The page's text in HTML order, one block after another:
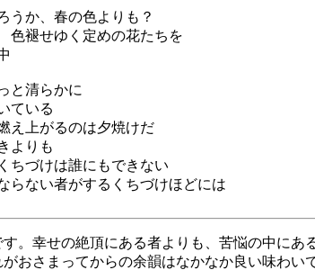
うか、春の色よりも？
褪せゆく定めの花たちを
と清らかに
ている
え上がるのは夕焼けだ
よりも
ちづけは誰にもできない
らない者がするくちづけほどには
。幸せの絶頂にある者よりも、苦悩の中にあ
おさまってからの余韻はなかなか良い味わいで